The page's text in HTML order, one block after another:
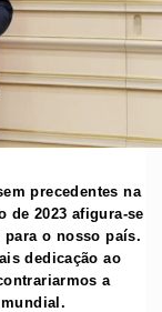
precedentes na
2023 afigura-se
para o nosso país.
dedicação ao
a